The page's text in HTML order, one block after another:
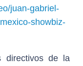
juan-gabriel-
showbiz-
de la